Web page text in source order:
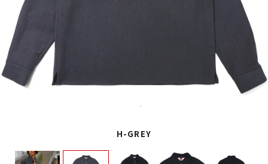
H-GREY